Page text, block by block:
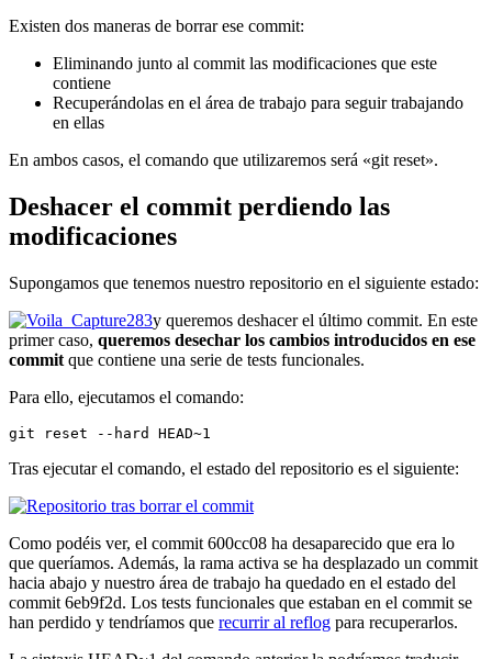
Existen dos maneras de borrar ese commit:
Eliminando junto al commit las modificaciones que este
contiene
Recuperándolas en el área de trabajo para seguir trabajando
en ellas
En ambos casos, el comando que utilizaremos será «git reset».
Deshacer el commit perdiendo las
modificaciones
Supongamos que tenemos nuestro repositorio en el siguiente estado:
y queremos deshacer el último commit. En este
primer caso, queremos desechar los cambios introducidos en ese
commit que contiene una serie de tests funcionales.
Para ello, ejecutamos el comando:
git reset --hard HEAD~1
Tras ejecutar el comando, el estado del repositorio es el siguiente:
Como podéis ver, el commit 600cc08 ha desaparecido que era lo
que queríamos. Además, la rama activa se ha desplazado un commit
hacia abajo y nuestro área de trabajo ha quedado en el estado del
commit 6eb9f2d. Los tests funcionales que estaban en el commit se
han perdido y tendríamos que recurrir al reflog para recuperarlos.